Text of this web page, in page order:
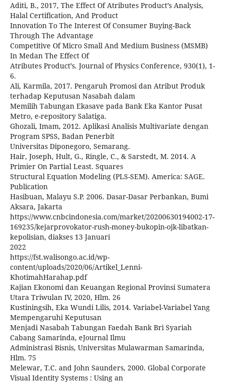
Aditi, B., 2017, The Effect Of Atributes Product’s Analysis,
Halal Certification, And Product
Innovation To The Interest Of Consumer Buying-Back
Through The Advantage
Competitive Of Micro Small And Medium Business (MSMB)
In Medan The Effect Of
Atributes Product’s. Journal of Physics Conference, 930(1), 1-
6.
Ali, Karmila, 2017. Pengaruh Promosi dan Atribut Produk
terhadap Keputusan Nasabah dalam
Memilih Tabungan Ekasave pada Bank Eka Kantor Pusat
Metro, e-repository Salatiga.
Ghozali, Imam, 2012. Aplikasi Analisis Multivariate dengan
Program SPSS, Badan Penerbit
Universitas Diponegoro, Semarang.
Hair, Joseph, Hult, G., Ringle, C., & Sarstedt, M. 2014. A
Primier On Partial Least. Squares
Structural Equation Modeling (PLS-SEM). America: SAGE.
Publication
Hasibuan, Malayu S.P. 2006. Dasar-Dasar Perbankan, Bumi
Aksara, Jakarta
https://www.cnbcindonesia.com/market/20200630194002-17-
169235/kejarprovokator-rush-money-bukopin-ojk-libatkan-
kepolisian, diakses 13 Januari
2022
https://fst.walisongo.ac.id/wp-
content/uploads/2020/06/Artikel_Lenni-
KhotimahHarahap.pdf
Kajian Ekonomi dan Keuangan Regional Provinsi Sumatera
Utara Triwulan IV, 2020, Hlm. 26
Kustiningsih, Eka Wundi Lilis, 2014. Variabel-Variabel Yang
Mempengaruhi Keputusan
Menjadi Nasabah Tabungan Faedah Bank Bri Syariah
Cabang Samarinda, eJournal Ilmu
Administrasi Bisnis, Universitas Mulawarman Samarinda,
Hlm. 75
Melewar, T.C. and John Saunders, 2000. Global Corporate
Visual Identity Systems : Using an